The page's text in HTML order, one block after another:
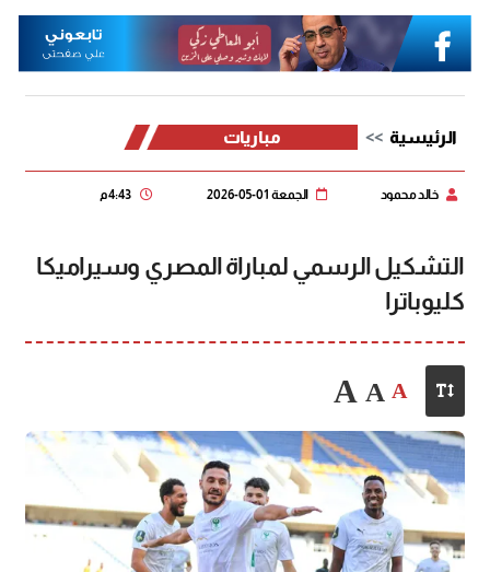
الرئيسية مباريات
خالد محمود الجمعة 01-05-2026 4:43 م
التشكيل الرسمي لمباراة المصري وسيراميكا
كليوباترا
A
A
A